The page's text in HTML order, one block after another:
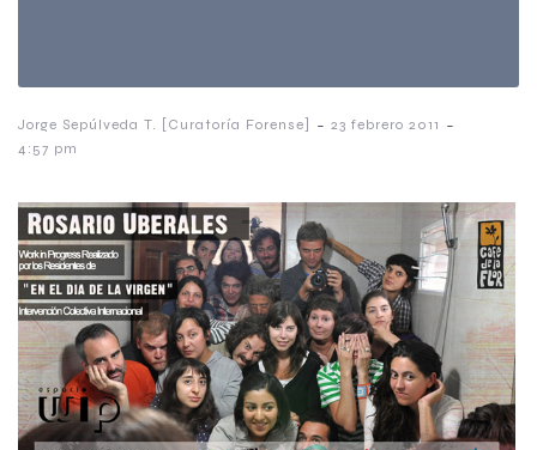
Jorge Sepúlveda T. [Curatoría Forense] - 23 febrero 2011 -
4:57 pm